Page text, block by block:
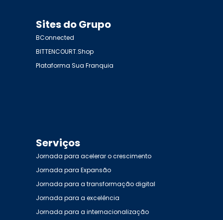
Sites do Grupo
BConnected
BITTENCOURT.Shop
Plataforma Sua Franquia
Serviços
Jornada para acelerar o crescimento
Jornada para Expansão
Jornada para a transformação digital
Jornada para a excelência
Jornada para a internacionalização